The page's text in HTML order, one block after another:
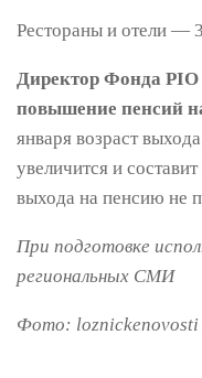
Рестораны и отели —
Директор Фонда
повышение пенсий
января возраст
увеличится и
выхода на пенсию не
При подготовке
региональных СМИ
Фото: loznickenovosti